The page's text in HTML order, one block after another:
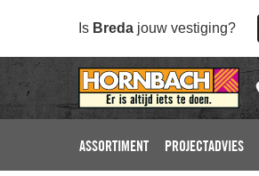
Is Breda jouw vestiging?
ASSORTIMENT PROJECTADVIES